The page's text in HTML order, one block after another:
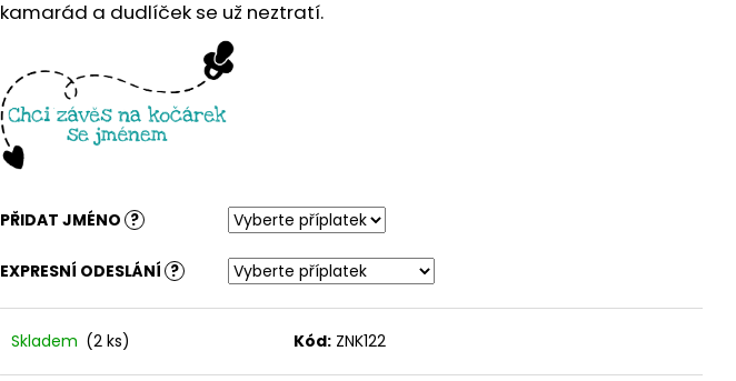
kamarád a dudlíček se už neztratí.
PŘIDAT JMÉNO ?
EXPRESNÍ ODESLÁNÍ ?
Skladem (2 ks) Kód: ZNK122